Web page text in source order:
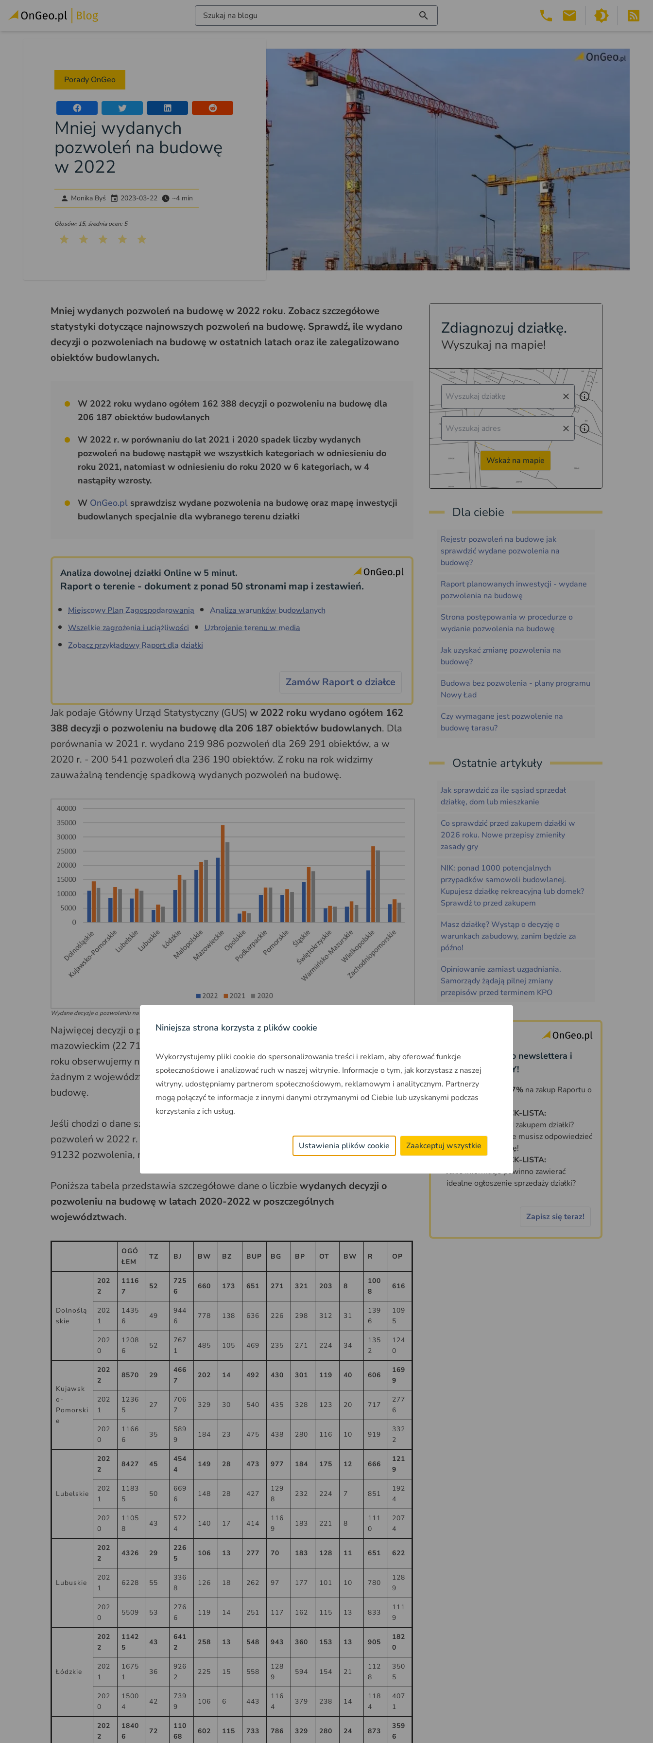
Szukaj na blogu
Porady OnGeo
Mniej wydanych
pozwoleń na budowę
w 2022
Monika Byś 2023-03-22 ~4 min
Głosów: 15, średnia ocen: 5
Mniej wydanych pozwoleń na budowę w 2022 roku. Zobacz szczegółowe
statystyki dotyczące najnowszych pozwoleń na budowę. Sprawdź, ile wydano
decyzji o pozwoleniach na budowę w ostatnich latach oraz ile zalegalizowano
obiektów budowlanych.
W 2022 roku wydano ogółem 162 388 decyzji o pozwoleniu na budowę dla
206 187 obiektów budowlanych
W 2022 r. w porównaniu do lat 2021 i 2020 spadek liczby wydanych
pozwoleń na budowę nastąpił we wszystkich kategoriach w odniesieniu do
roku 2021, natomiast w odniesieniu do roku 2020 w 6 kategoriach, w 4
nastąpiły wzrosty.
W OnGeo.pl sprawdzisz wydane pozwolenia na budowę oraz mapę inwestycji
budowlanych specjalnie dla wybranego terenu działki
Analiza dowolnej działki Online w 5 minut.
Raport o terenie - dokument z ponad 50 stronami map i zestawień.
Miejscowy Plan Zagospodarowania
Analiza warunków budowlanych
Wszelkie zagrożenia i uciążliwości
Uzbrojenie terenu w media
Zobacz przykładowy Raport dla działki
Zamów Raport o działce
Jak podaje Główny Urząd Statystyczny (GUS) w 2022 roku wydano ogółem 162
388 decyzji o pozwoleniu na budowę dla 206 187 obiektów budowlanych. Dla
porównania w 2021 r. wydano 219 986 pozwoleń dla 269 291 obiektów, a w
2020 r. - 200 541 pozwoleń dla 236 190 obiektów. Z roku na rok widzimy
zauważalną tendencję spadkową wydanych pozwoleń na budowę.
Wydane decyzje o pozwoleniu na budowę 2020 - 2022, dane GUS
Najwięcej decyzji o pozwolenie na budowę wydano w 2022 w województwie
mazowieckim (22 716), a najmniej w opolskim (3120). Największą różnicę rok do
roku obserwujemy na Mazowszu (-50 proc.) i w Wielkopolsce (-46,7 proc). W
żadnym z województw nie obserwujemy wzrostu liczby wydanych pozwoleń na
budowę.
Jeśli chodzi o dane szczegółowe w grupach obiektów budowlanych, to najwięcej
pozwoleń w 2022 r. wydano w grupie budynków mieszkalnych jednorodzinnych -
91232 pozwolenia, najmniej w grupie budynków wielorodzinnych - 258.
Poniższa tabela przedstawia szczegółowe dane o liczbie wydanych decyzji o
pozwoleniu na budowę w latach 2020-2022 w poszczególnych
województwach.
OGÓ
ŁEM
TZ BJ BW BZ BUP BG BP OT BW R OP
Dolnoślą
skie
202
2
1116
7
52
725
6
660 173 651 271 321 203 8
100
8
616
202
1
1435
6
49
944
6
778 138 636 226 298 312 31
139
6
109
5
202
0
1208
6
52
767
1
485 105 469 235 271 224 34
135
2
124
0
Kujawsk
o-
Pomorski
e
202
2
8570 29
466
7
202 14 492 430 301 119 40 606
169
9
202
1
1236
5
27
706
7
329 30 540 435 328 123 20 717
277
6
202
0
1166
6
35
589
9
184 23 475 438 280 116 10 919
332
2
Lubelskie
202
2
8427 45
454
4
149 28 473 977 184 175 12 666
121
9
202
1
1183
5
50
669
6
148 28 427
129
8
232 224 7 851
192
4
202
0
1105
8
43
572
4
140 17 414
116
9
183 221 8
111
0
207
4
Lubuskie
202
2
4326 29
226
5
106 13 277 70 183 128 11 651 622
202
1
6228 55
336
8
126 18 262 97 177 101 10 780
128
9
202
0
5509 53
276
6
119 14 251 117 162 115 13 833
111
9
Łódzkie
202
2
1142
5
43
641
2
258 13 548 943 360 153 13 905
182
0
202
1
1675
1
36
926
2
225 15 558
128
9
594 154 21
112
8
350
5
202
0
1500
4
42
739
9
106 6 443
116
4
379 238 14
118
4
407
1
202
2
1840
6
72
110
68
602 115 733 786 329 280 24 873
359
6
Zdiagnozuj działkę.
Wyszukaj na mapie!
Wskaż na mapie
Dla ciebie
Rejestr pozwoleń na budowę jak
sprawdzić wydane pozwolenia na
budowę?
Raport planowanych inwestycji - wydane
pozwolenia na budowę
Strona postępowania w procedurze o
wydanie pozwolenia na budowę
Jak uzyskać zmianę pozwolenia na
budowę?
Budowa bez pozwolenia - plany programu
Nowy Ład
Czy wymagane jest pozwolenie na
budowę tarasu?
Ostatnie artykuły
Jak sprawdzić za ile sąsiad sprzedał
działkę, dom lub mieszkanie
Co sprawdzić przed zakupem działki w
2026 roku. Nowe przepisy zmieniły
zasady gry
NIK: ponad 1000 potencjalnych
przypadków samowoli budowlanej.
Kupujesz działkę rekreacyjną lub domek?
Sprawdź to przed zakupem
Masz działkę? Wystąp o decyzję o
warunkach zabudowy, zanim będzie za
późno!
Opiniowanie zamiast uzgadniania.
Samorządy żądają pilnej zmiany
przepisów przed terminem KPO
Dołącz do naszego newslettera i
odbierz PREZENTY!
KOD ZNIŻKOWY 7%na zakup Raportu o
Terenie OnGeo.pl
DARMOWA CHECK-LISTA:
Co sprawdzić przed zakupem działki?
70 PYTAŃ, na które musisz odpowiedzieć
zanim kupisz działkę!
DARMOWA CHECK-LISTA:
Jakie informacje powinno zawierać
idealne ogłoszenie sprzedaży działki?
Zapisz się teraz!
Niniejsza strona korzysta z plików cookie
Wykorzystujemy pliki cookie do spersonalizowania treści i reklam, aby oferować funkcje
społecznościowe i analizować ruch w naszej witrynie. Informacje o tym, jak korzystasz z naszej
witryny, udostępniamy partnerom społecznościowym, reklamowym i analitycznym. Partnerzy
mogą połączyć te informacje z innymi danymi otrzymanymi od Ciebie lub uzyskanymi podczas
korzystania z ich usług.
Ustawienia plików cookie Zaakceptuj wszystkie